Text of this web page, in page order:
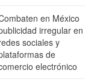
en México
irregular en
sociales y
de
electrónico